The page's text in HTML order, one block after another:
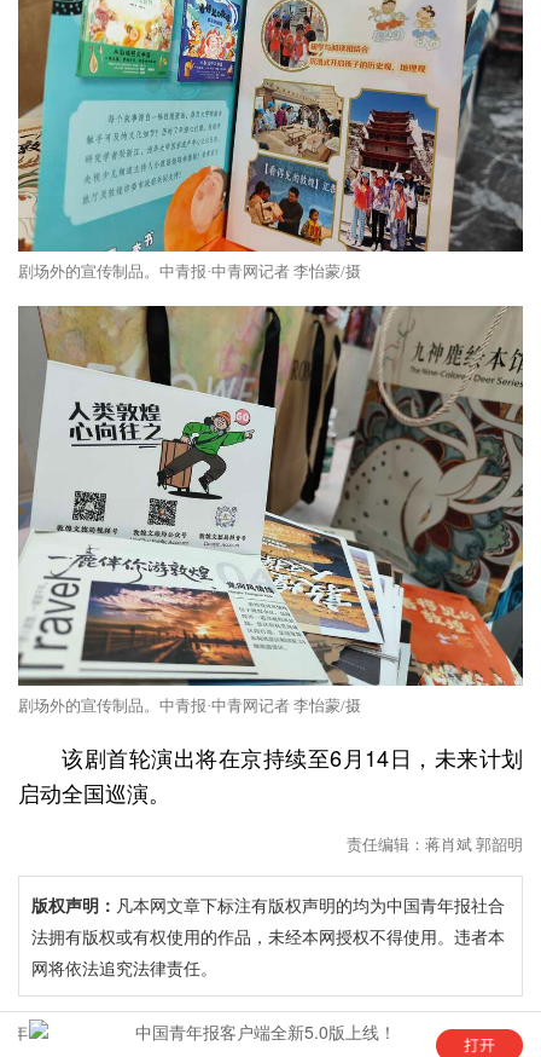
剧场外的宣传制品。中青报·中青网记者 李怡蒙/摄
剧场外的宣传制品。中青报·中青网记者 李怡蒙/摄
该剧首轮演出将在京持续至6月14日，未来计划
启动全国巡演。
责任编辑：蒋肖斌 郭韶明
版权声明： 凡本网文章下标注有版权声明的均为中国青年报社合
法拥有版权或有权使用的作品，未经本网授权不得使用。违者本
网将依法追究法律责任。
中国青年报客户端全新5.0版上线！ “这是六